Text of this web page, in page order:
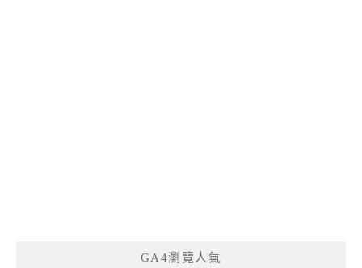
GA4瀏覽人氣